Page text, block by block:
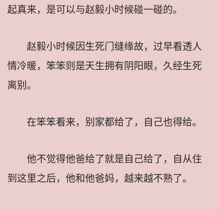
起真来，是可以与赵毅小时候碰一碰的。
赵毅小时候因生死门缝缘故，过早看透人
情冷暖，笨笨则是天生拥有阴阳眼，久经生死
离别。
在笨笨看来，别家都给了，自己也得给。
他不觉得他爸给了就是自己给了，自从住
到这里之后，他和他爸妈，越来越不熟了。